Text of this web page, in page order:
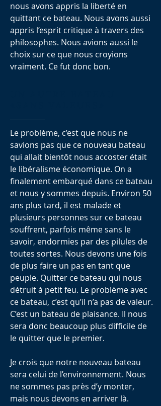
nous avons appris la liberté en
quittant ce bateau. Nous avons aussi
appris l’esprit critique à travers des
philosophes. Nous avions aussi le
choix sur ce que nous croyions
vraiment. Ce fut donc bon.
Le problème, c’est que nous ne
savions pas que ce nouveau bateau
qui allait bientôt nous accoster était
le libéralisme économique. On a
finalement embarqué dans ce bateau
et nous y sommes depuis. Environ 50
ans plus tard, il est malade et
plusieurs personnes sur ce bateau
souffrent, parfois même sans le
savoir, endormies par des pilules de
toutes sortes. Nous devons une fois
de plus faire un pas en tant que
peuple. Quitter ce bateau qui nous
détruit à petit feu. Le problème avec
ce bateau, c’est qu’il n’a pas de valeur.
C’est un bateau de plaisance. Il nous
sera donc beaucoup plus difficile de
le quitter que le premier.
Je crois que notre nouveau bateau
sera celui de l’environnement. Nous
ne sommes pas près d’y monter,
mais nous devons en arriver là.